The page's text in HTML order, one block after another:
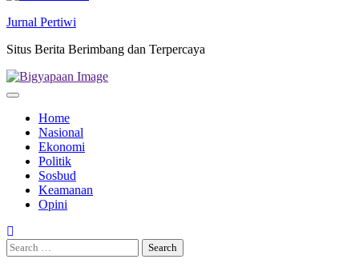
Jurnal Pertiwi
Situs Berita Berimbang dan Terpercaya
Home
Nasional
Ekonomi
Politik
Sosbud
Keamanan
Opini
Search
for: